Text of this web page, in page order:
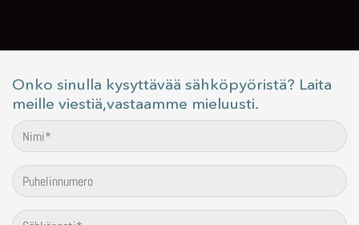
Onko sinulla kysyttävää sähköpyöristä? Laita
meille viestiä,vastaamme mieluusti.